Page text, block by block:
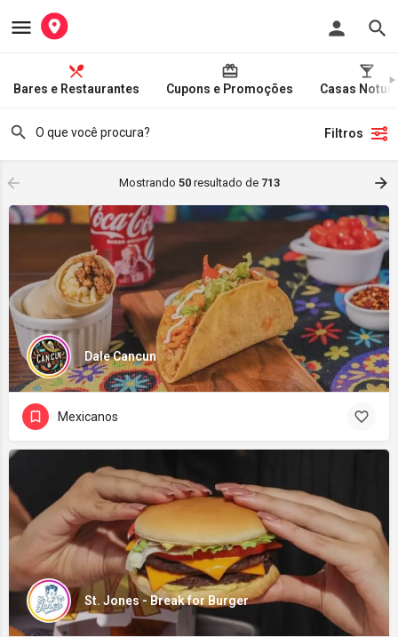
Bares e Restaurantes Cupons e Promoções Casas
Filtros
Mostrando 50resultado de 713
Dale Cancun
Mexicanos
St. Jones - Break for Burger